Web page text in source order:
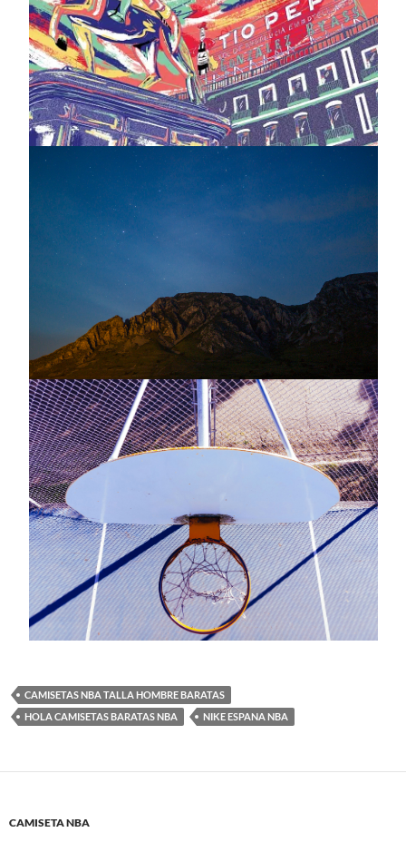
CAMISETAS NBA TALLA HOMBRE BARATAS
HOLA CAMISETAS BARATAS NBA
NIKE ESPANA NBA
CAMISETA NBA